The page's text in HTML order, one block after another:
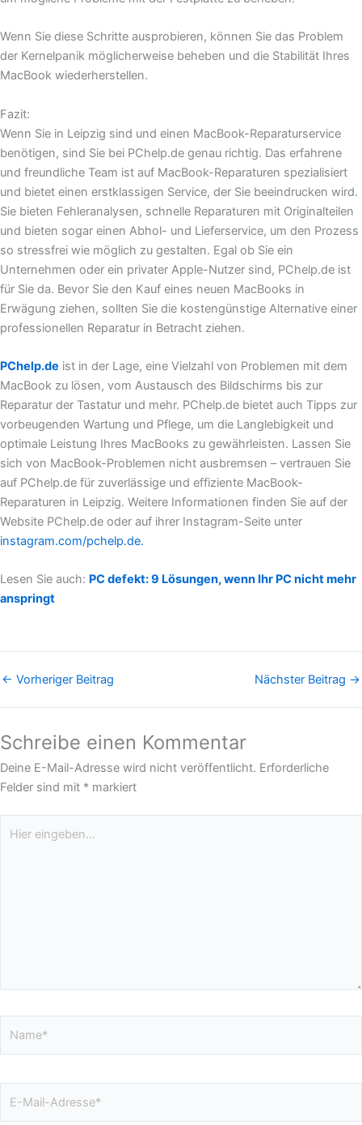
Wenn Sie diese Schritte ausprobieren, können Sie das Problem
der Kernelpanik möglicherweise beheben und die Stabilität Ihres
MacBook wiederherstellen.
Fazit:
Wenn Sie in Leipzig sind und einen MacBook-Reparaturservice
benötigen, sind Sie bei PChelp.de genau richtig. Das erfahrene
und freundliche Team ist auf MacBook-Reparaturen spezialisiert
und bietet einen erstklassigen Service, der Sie beeindrucken wird.
Sie bieten Fehleranalysen, schnelle Reparaturen mit Originalteilen
und bieten sogar einen Abhol- und Lieferservice, um den Prozess
so stressfrei wie möglich zu gestalten. Egal ob Sie ein
Unternehmen oder ein privater Apple-Nutzer sind, PChelp.de ist
für Sie da. Bevor Sie den Kauf eines neuen MacBooks in
Erwägung ziehen, sollten Sie die kostengünstige Alternative einer
professionellen Reparatur in Betracht ziehen.
PChelp.de ist in der Lage, eine Vielzahl von Problemen mit dem
MacBook zu lösen, vom Austausch des Bildschirms bis zur
Reparatur der Tastatur und mehr. PChelp.de bietet auch Tipps zur
vorbeugenden Wartung und Pflege, um die Langlebigkeit und
optimale Leistung Ihres MacBooks zu gewährleisten. Lassen Sie
sich von MacBook-Problemen nicht ausbremsen – vertrauen Sie
auf PChelp.de für zuverlässige und effiziente MacBook-
Reparaturen in Leipzig. Weitere Informationen finden Sie auf der
Website PChelp.de oder auf ihrer Instagram-Seite unter
instagram.com/pchelp.de.
Lesen Sie auch: PC defekt: 9 Lösungen, wenn Ihr PC nicht mehr
anspringt
← Vorheriger Beitrag Nächster Beitrag →
Schreibe einen Kommentar
Deine E-Mail-Adresse wird nicht veröffentlicht. Erforderliche
Felder sind mit * markiert
eingeben…